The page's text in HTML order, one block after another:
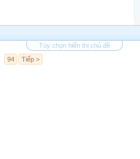
Tùy chọn hiển thị chủ đề
94 Tiếp >